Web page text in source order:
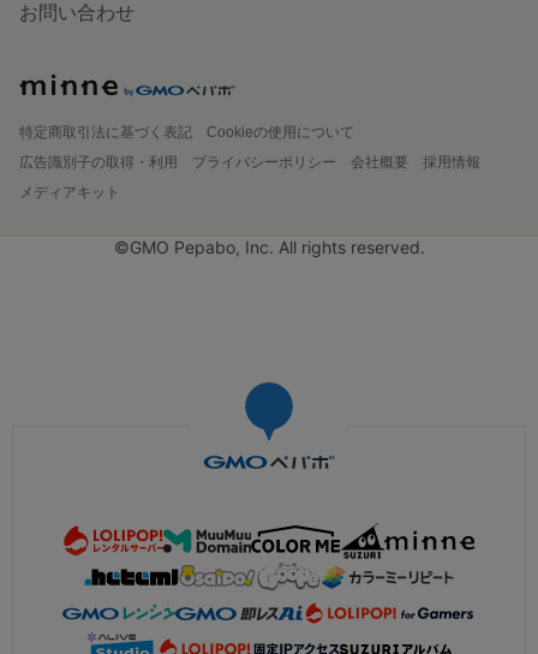
お問い合わせ
特定商取引法に基づく表記
Cookieの使用について
広告識別子の取得・利用
プライバシーポリシー 会社概要
採用情報
メディアキット
©GMO Pepabo, Inc. All rights reserved.